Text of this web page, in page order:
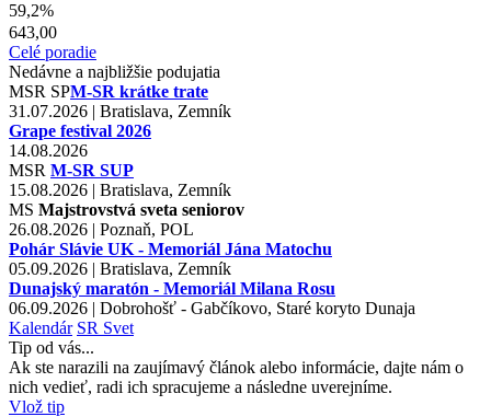
59,2%
643,00
Celé poradie
Nedávne a najbližšie podujatia
MSR SPM-SR krátke trate
31.07.2026 | Bratislava, Zemník
Grape festival 2026
14.08.2026
MSR M-SR SUP
15.08.2026 | Bratislava, Zemník
MS Majstrovstvá sveta seniorov
26.08.2026 | Poznaň, POL
Pohár Slávie UK - Memoriál Jána Matochu
05.09.2026 | Bratislava, Zemník
Dunajský maratón - Memoriál Milana Rosu
06.09.2026 | Dobrohošť - Gabčíkovo, Staré koryto Dunaja
Kalendár SR Svet
Tip od vás...
Ak ste narazili na zaujímavý článok alebo informácie, dajte nám o
nich vedieť, radi ich spracujeme a následne uverejníme.
Vlož tip